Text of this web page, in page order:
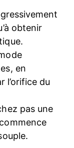
obtenir
en
l’orifice du
pas une